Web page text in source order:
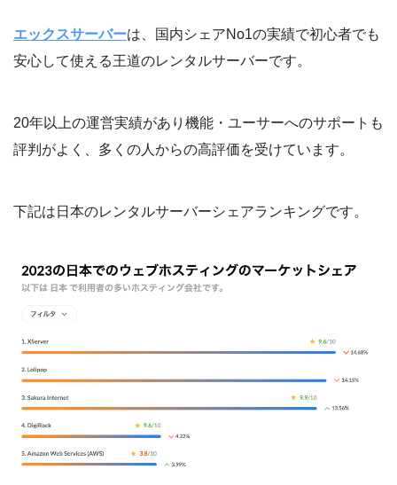
エックスサーバーは、国内シェアNo1の実績で初心者でも
安心して使える王道のレンタルサーバーです。
20年以上の運営実績があり機能・ユーサーへのサポートも
評判がよく、多くの人からの高評価を受けています。
下記は日本のレンタルサーバーシェアランキングです。